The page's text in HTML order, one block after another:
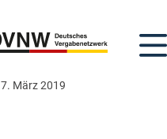
7. März 2019